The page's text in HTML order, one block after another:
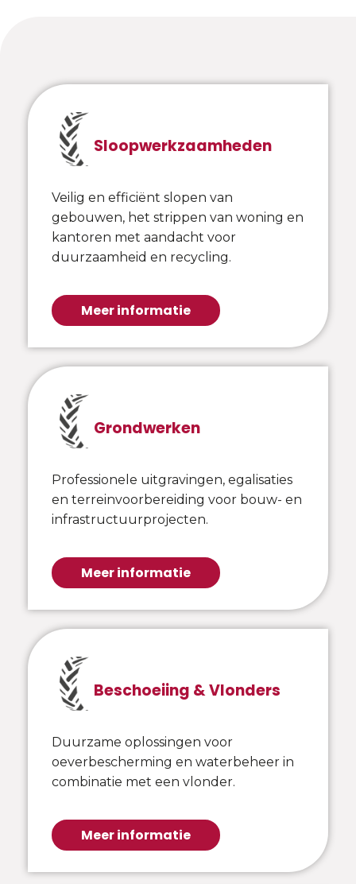
Sloopwerkzaamheden
Veilig en efficiënt slopen van
gebouwen, het strippen van woning en
kantoren met aandacht voor
duurzaamheid en recycling.
Meer informatie
Grondwerken
Professionele uitgravingen, egalisaties
en terreinvoorbereiding voor bouw- en
infrastructuurprojecten.
Meer informatie
Beschoeiing & Vlonders
Duurzame oplossingen voor
oeverbescherming en waterbeheer in
combinatie met een vlonder.
Meer informatie